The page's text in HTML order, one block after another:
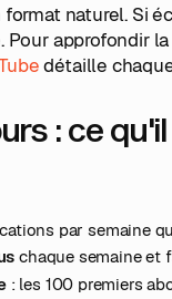
naturel. Si
Pour
détaille
: ce
par semaine
chaque semaine et
: les 100 premiers